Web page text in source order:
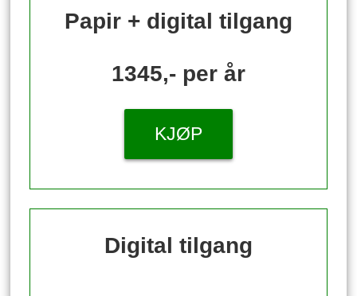
Papir + digital tilgang
1345,- per år
KJØP
Digital tilgang